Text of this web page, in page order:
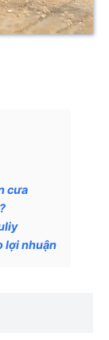
cưa
lợi nhuận